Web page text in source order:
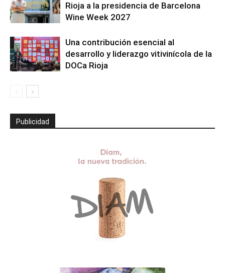
Rioja a la presidencia de Barcelona
Wine Week 2027
Una contribución esencial al
desarrollo y liderazgo vitivinícola de la
DOCa Rioja
Publicidad